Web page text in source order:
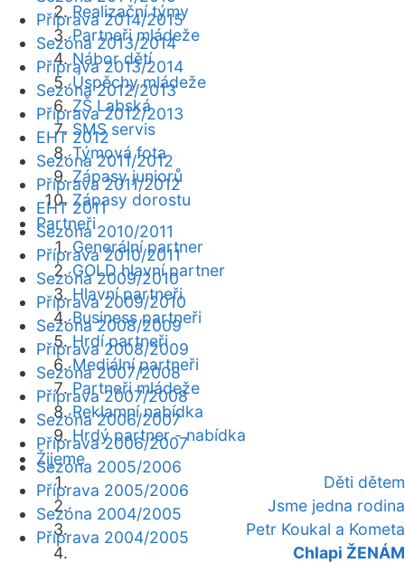
Realizační týmy
Partneři mládeže
Nábor dětí
Úspěchy mládeže
ZŠ Labská
SMS servis
Týmová fota
Zápasy juniorů
Zápasy dorostu
Partneři
Generální partner
GOLD hlavní partner
Hlavní partneři
Business partneři
Hrdí partneři
Mediální partneři
Partneři mládeže
Reklamní nabídka
Hrdý partner - nabídka
Žijeme
Děti dětem
Jsme jedna rodina
Petr Koukal a Kometa
Chlapi ŽENÁM
Příprava 2014/2015
Sezóna 2013/2014
Příprava 2013/2014
Sezóna 2012/2013
Příprava 2012/2013
EHT 2012
Sezóna 2011/2012
Příprava 2011/2012
EHT 2011
Sezóna 2010/2011
Příprava 2010/2011
Sezóna 2009/2010
Příprava 2009/2010
Sezóna 2008/2009
Příprava 2008/2009
Sezóna 2007/2008
Příprava 2007/2008
Sezóna 2006/2007
Příprava 2006/2007
Sezóna 2005/2006
Příprava 2005/2006
Sezóna 2004/2005
Příprava 2004/2005